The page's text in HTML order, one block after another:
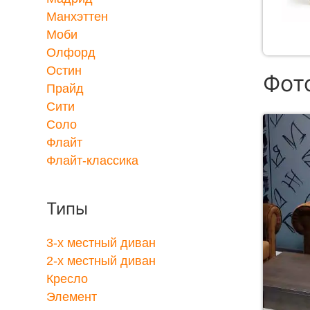
Манхэттен
Моби
Олфорд
Остин
Прайд
Сити
Соло
Флайт
Флайт-классика
Типы
3-x местный диван
2-x местный диван
Кресло
Элемент